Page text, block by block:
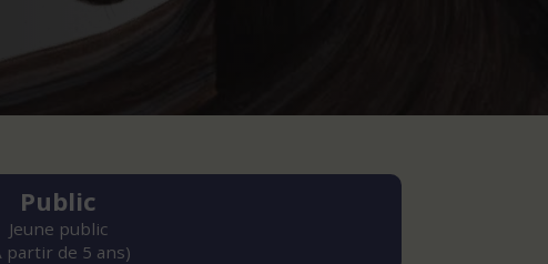
Public
Jeune public
partir de 5 ans)